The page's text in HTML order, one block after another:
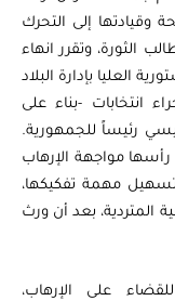
وقيادتها إلى التحرك
لمطالب الثورة، وتقرر انهاء
العليا بإدارة البلاد
انتخابات -بناء على
رئيساً للجمهورية.
مواجهة الإرهاب
مهمة تفكيكها،
المتردية، بعد أن ورث
على الإرهاب،